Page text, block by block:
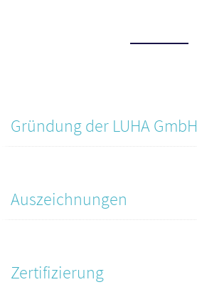
Gründung der LUHA GmbH
Auszeichnungen
Zertifizierung